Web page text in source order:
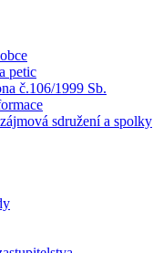
petic
č.106/1999 Sb.
sdružení a spolky